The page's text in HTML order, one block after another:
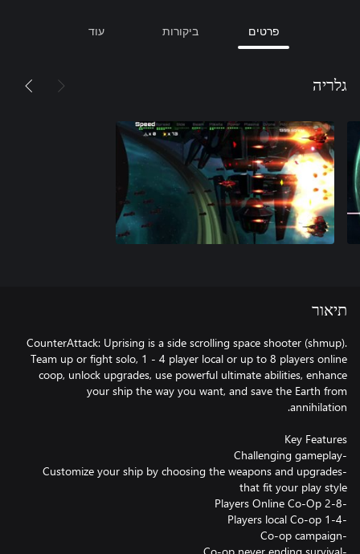
פרטים ביקורות עוד
גלריה
תיאור
CounterAttack: Uprising is a side scrolling space shooter (shmup).
Team up or fight solo, 1 - 4 player local or up to 8 players online
coop, unlock upgrades, use powerful ultimate abilities, enhance
your ship the way you want, and save the Earth from
-Customize your ship by choosing the weapons and upgrades